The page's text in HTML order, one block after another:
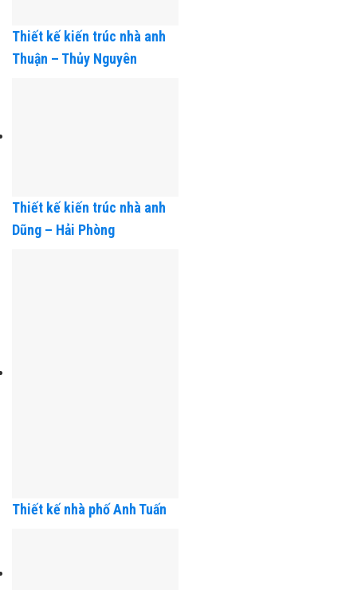
Thiết kế kiến trúc nhà anh
Thiết kế kiến trúc nhà anh